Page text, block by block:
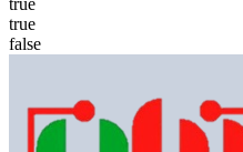
true
true
false